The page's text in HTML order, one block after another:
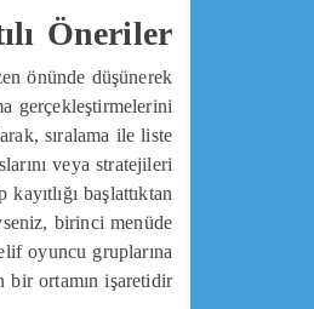
Öneriler
önünde düşünerek
gerçekleştirmelerini
sıralama ile liste
veya stratejileri
başlattıktan
birinci menüde
oyuncu gruplarına
ortamın işaretidir.